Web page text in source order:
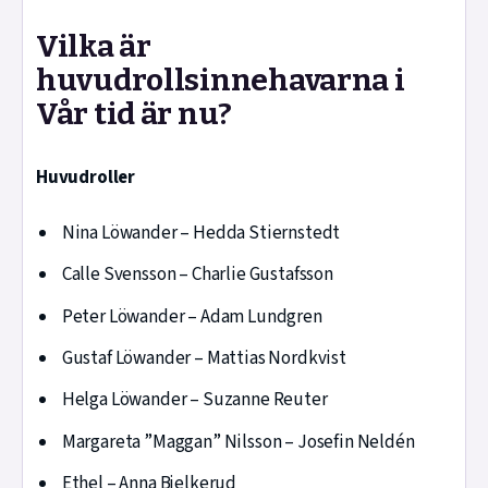
Vilka är
huvudrollsinnehavarna i
Vår tid är nu?
Huvudroller
Nina Löwander – Hedda Stiernstedt
Calle Svensson – Charlie Gustafsson
Peter Löwander – Adam Lundgren
Gustaf Löwander – Mattias Nordkvist
Helga Löwander – Suzanne Reuter
Margareta ”Maggan” Nilsson – Josefin Neldén